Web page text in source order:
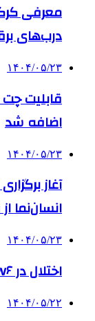
درب‌های
۱۴۰۴/۰۵/۲۳
قابلیت
اضافه شد
۱۴۰۴/۰۵/۲۳
آغاز
انسان‌نما
۱۴۰۴/۰۵/۲۳
اختلال در IPv۶ تکذیب شد
۱۴۰۴/۰۵/۲۲